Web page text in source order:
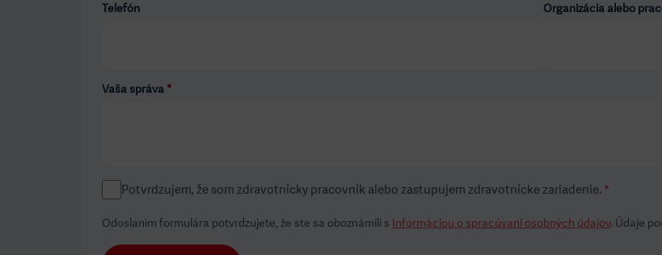
Telefón Organizácia alebo
Vaša správa *
Potvrdzujem, že som zdravotnícky pracovník alebo zastupujem zdravotnícke zariadenie.*
Odoslaním formulára potvrdzujete, že ste sa oboznámili s Informáciou o spracúvaní osobných údajov. Údaje